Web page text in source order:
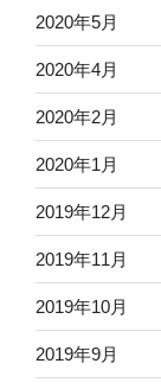
2020年5月
2020年4月
2020年2月
2020年1月
2019年12月
2019年11月
2019年10月
2019年9月